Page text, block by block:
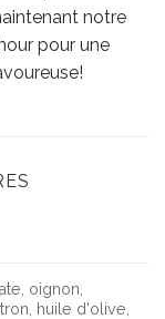
notre
pour une
oignon,
huile d'olive,